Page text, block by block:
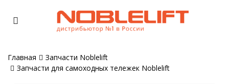
Главная
Запчасти Noblelift
Запчасти для самоходных тележек Noblelift